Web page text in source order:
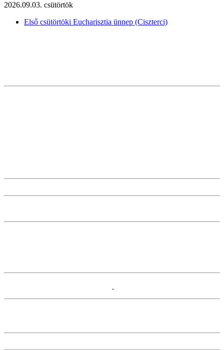
2026.09.03. csütörtök
Első csütörtöki Eucharisztia ünnep (Ciszterci)